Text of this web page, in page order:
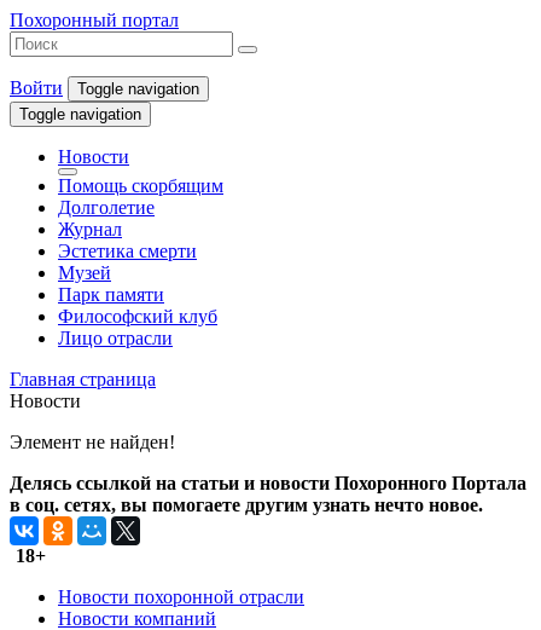
Похоронный портал
Войти
Toggle navigation
Toggle navigation
Новости
Помощь скорбящим
Долголетие
Журнал
Эстетика смерти
Музей
Парк памяти
Философский клуб
Лицо отрасли
Главная страница
Новости
Элемент не найден!
Делясь ссылкой на статьи и новости Похоронного Портала
в соц. сетях, вы помогаете другим узнать нечто новое.
18+
Новости похоронной отрасли
Новости компаний